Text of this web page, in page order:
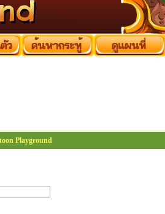
Playground